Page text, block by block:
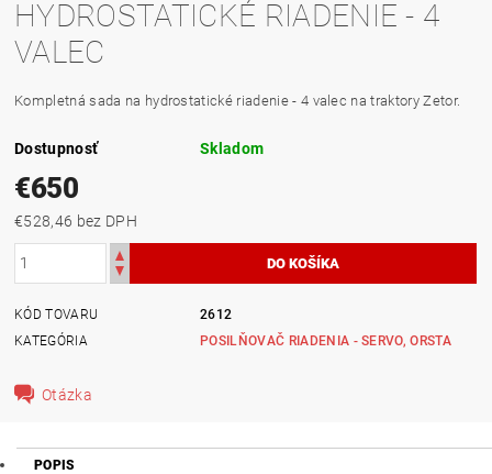
HYDROSTATICKÉ RIADENIE - 4
VALEC
Kompletná sada na hydrostatické riadenie - 4 valec na traktory Zetor.
Dostupnosť Skladom
€650
€528,46 bez DPH
KÓD TOVARU
2612
KATEGÓRIA
POSILŇOVAČ RIADENIA - SERVO, ORSTA
Otázka
POPIS